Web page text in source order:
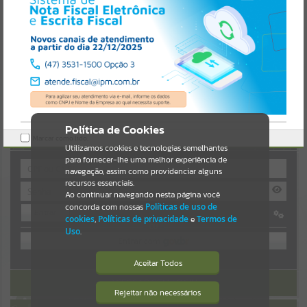
Resultados para""
Portais
Por favor, aguarde...
NOTÍCIAS
Por favor, aguarde...
SUBPORTAIS
Por favor, aguarde...
Por favor, aguarde...
AUTOATENDIMENTO
ACESSAR SEM LOGIN
Política de Cookies
Utilizamos cookies e tecnologias semelhantes
para fornecer-lhe uma melhor experiência de
navegação, assim como providenciar alguns
recursos essenciais.
Ao continuar navegando nesta página você
concorda com nossas Políticas de uso de
cookies, Políticas de privacidadeeTermos de
Uso.
Aceitar Todos
Rejeitar não necessários
Isto significa que diversos recursos
https://guaiba.atende.net/cidadao/pagina/static/bundle/wpo_index_
2_base_l2_portal_editores_sync_c78fd5a8a9d4da1559541548a4ef0d
a6.js?v=7c0fcaaa:47
Verificar Mais Detalhes